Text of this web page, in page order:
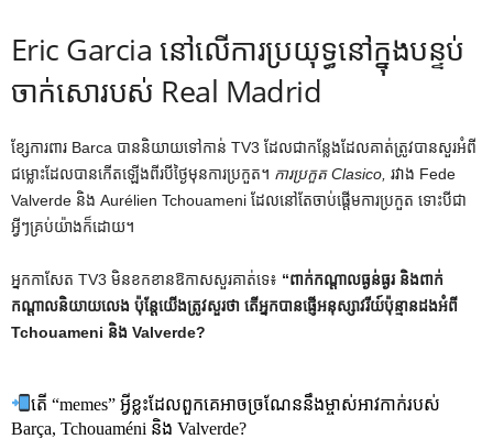
Eric Garcia នៅលើការប្រយុទ្ធនៅក្នុងបន្ទប់
ចាក់សោរបស់ Real Madrid
ខ្សែការពារ Barca បាននិយាយទៅកាន់ TV3 ដែលជាកន្លែងដែលគាត់ត្រូវបានសួរអំពី
ជម្លោះដែលបានកើតឡើងពីរបីថ្ងៃមុនការប្រកួត។ ការប្រកួត Clasico, រវាង Fede
Valverde និង Aurélien Tchouameni ដែលនៅតែចាប់ផ្តើមការប្រកួត ទោះបីជា
អ្វីៗគ្រប់យ៉ាងក៏ដោយ។
អ្នក​កាសែត TV3 មិន​ខកខាន​ឱកាស​សួរ​គាត់​ទេ៖ “ពាក់កណ្តាលធ្ងន់ធ្ងរ និងពាក់
កណ្តាលនិយាយលេង ប៉ុន្តែយើងត្រូវសួរថា តើអ្នកបានផ្ញើអនុស្សាវរីយ៍ប៉ុន្មានដងអំពី
Tchouameni និង Valverde?
តើ “memes” អ្វីខ្លះដែលពួកគេអាចច្រណែននឹងម្ចាស់អាវកាក់របស់
Barça, Tchouaméni និង Valverde?